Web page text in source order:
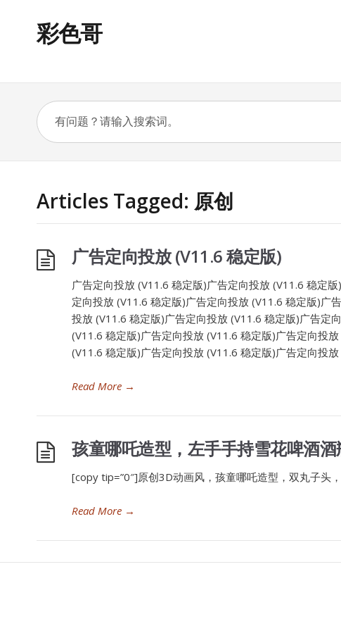
彩色哥
Articles Tagged: 原创
广告定向投放 (V11.6 稳定版)
广告定向投放 (V11.6 稳定版)广告定向投放 (V11.6 稳定
定向投放 (V11.6 稳定版)广告定向投放 (V11.6 稳定版)广
投放 (V11.6 稳定版)广告定向投放 (V11.6 稳定版)广告定
(V11.6 稳定版)广告定向投放 (V11.6 稳定版)广告定向投
(V11.6 稳定版)广告定向投放 (V11.6 稳定版)广告定向投
Read More →
孩童哪吒造型，左手手持雪花啤酒
[copy tip=”0″]原创3D动画风，孩童哪吒造型，双丸子头
Read More →